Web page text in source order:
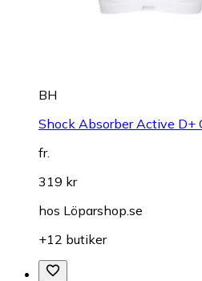
BH
Shock Absorber Active D+
fr.
319 kr
hos Löparshop.se
+12 butiker